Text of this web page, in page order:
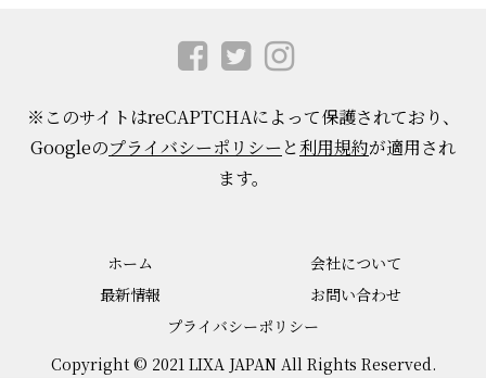
※このサイトはreCAPTCHAによって保護されており、
Googleのプライバシーポリシーと利用規約が適用され
ます。
ホーム
会社について
最新情報
お問い合わせ
プライバシーポリシー
Copyright © 2021 LIXA JAPAN All Rights Reserved.